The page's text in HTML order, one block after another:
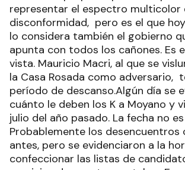
representar el espectro multicolor
disconformidad, pero es el que
lo considera también el gobierno
apunta con todos los cañones. Es
vista. Mauricio Macri, al que se
la Casa Rosada como adversario,
período de descanso.Algún día se
cuánto le deben los K a Moyano y
julio del año pasado. La fecha no
Probablemente los desencuentros
antes, pero se evidenciaron a la
confeccionar las listas de